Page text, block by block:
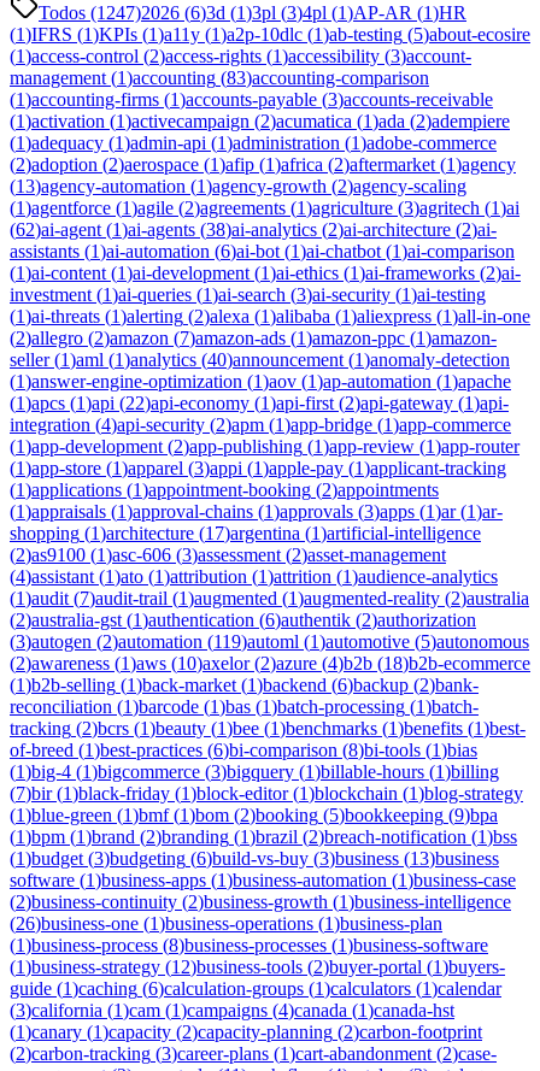
Todos (1247)2026 (6)3d (1)3pl (3)4pl (1)AP-AR (1)HR
(1)IFRS (1)KPIs (1)a11y (1)a2p-10dlc (1)ab-testing (5)about-ecosire
(1)access-control (2)access-rights (1)accessibility (3)account-
management (1)accounting (83)accounting-comparison
(1)accounting-firms (1)accounts-payable (3)accounts-receivable
(1)activation (1)activecampaign (2)acumatica (1)ada (2)adempiere
(1)adequacy (1)admin-api (1)administration (1)adobe-commerce
(2)adoption (2)aerospace (1)afip (1)africa (2)aftermarket (1)agency
(13)agency-automation (1)agency-growth (2)agency-scaling
(1)agentforce (1)agile (2)agreements (1)agriculture (3)agritech (1)ai
(62)ai-agent (1)ai-agents (38)ai-analytics (2)ai-architecture (2)ai-
assistants (1)ai-automation (6)ai-bot (1)ai-chatbot (1)ai-comparison
(1)ai-content (1)ai-development (1)ai-ethics (1)ai-frameworks (2)ai-
investment (1)ai-queries (1)ai-search (3)ai-security (1)ai-testing
(1)ai-threats (1)alerting (2)alexa (1)alibaba (1)aliexpress (1)all-in-one
(2)allegro (2)amazon (7)amazon-ads (1)amazon-ppc (1)amazon-
seller(1)aml (1)analytics (40)announcement (1)anomaly-detection
(1)answer-engine-optimization (1)aov (1)ap-automation (1)apache
(1)apcs (1)api (22)api-economy (1)api-first (2)api-gateway (1)api-
integration (4)api-security (2)apm (1)app-bridge (1)app-commerce
(1)app-development (2)app-publishing (1)app-review (1)app-router
(1)app-store (1)apparel (3)appi (1)apple-pay (1)applicant-tracking
(1)applications (1)appointment-booking (2)appointments
(1)appraisals (1)approval-chains (1)approvals (3)apps (1)ar(1)ar-
shopping (1)architecture (17)argentina (1)artificial-intelligence
(2)as9100 (1)asc-606 (3)assessment (2)asset-management
(4)assistant (1)ato (1)attribution (1)attrition (1)audience-analytics
(1)audit (7)audit-trail (1)augmented (1)augmented-reality (2)australia
(2)australia-gst (1)authentication (6)authentik (2)authorization
(3)autogen (2)automation (119)automl (1)automotive (5)autonomous
(2)awareness (1)aws (10)axelor(2)azure (4)b2b (18)b2b-ecommerce
(1)b2b-selling (1)back-market (1)backend (6)backup (2)bank-
reconciliation (1)barcode (1)bas (1)batch-processing (1)batch-
tracking (2)bcrs (1)beauty (1)bee (1)benchmarks (1)benefits (1)best-
of-breed (1)best-practices (6)bi-comparison (8)bi-tools (1)bias
(1)big-4 (1)bigcommerce (3)bigquery (1)billable-hours (1)billing
(7)bir(1)black-friday (1)block-editor(1)blockchain (1)blog-strategy
(1)blue-green (1)bmf(1)bom (2)booking (5)bookkeeping (9)bpa
(1)bpm (1)brand (2)branding (1)brazil (2)breach-notification (1)bss
(1)budget (3)budgeting (6)build-vs-buy (3)business (13)business
software (1)business-apps (1)business-automation (1)business-case
(2)business-continuity (2)business-growth (1)business-intelligence
(26)business-one (1)business-operations (1)business-plan
(1)business-process (8)business-processes (1)business-software
(1)business-strategy (12)business-tools (2)buyer-portal (1)buyers-
guide (1)caching (6)calculation-groups (1)calculators (1)calendar
(3)california (1)cam (1)campaigns (4)canada (1)canada-hst
(1)canary (1)capacity (2)capacity-planning (2)carbon-footprint
(2)carbon-tracking (3)career-plans (1)cart-abandonment (2)case-